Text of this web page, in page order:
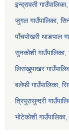
इन्द्रावती
जुगल गाउँपालिका,
पाँचपोखरी थाङपाल
सुनकोशी गाउँपालिका,
लिसंखुपाखर
बलेफी गाउँपालिका,
त्रिपुरासुन्दरी
भोटेकोशी